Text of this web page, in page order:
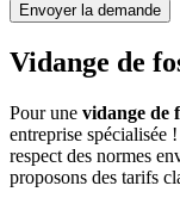
Envoyer la demande
Vidange de
Pour une vidange de
entreprise spécialisée
respect des normes
proposons des tarifs